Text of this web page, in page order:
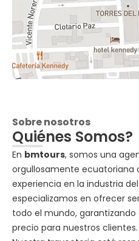
Sobre nosotros
Quiénes Somos?
En bmtours, somos una
orgullosamente ecuatoriana
experiencia en la industria
especializamos en ofrecer
todo el mundo,
precio para nuestros clientes.